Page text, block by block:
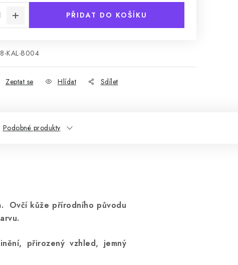
PŘIDAT DO KOŠÍKU
KAL-B004
Zeptat se Hlídat Sdílet
Podobné produkty
Ovčí kůže přírodního původu
přirozený vzhled, jemný